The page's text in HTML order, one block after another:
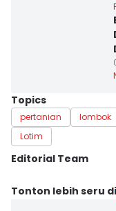
Topics
pertanian lombok
Lotim
Editorial Team
Editor
Tonton lebih seru di